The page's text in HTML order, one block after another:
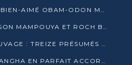
GAMBOMA, ANTOINE BIEN-AIMÉ OBAM-ODON MOBILISE LES 32 148 ÉLECTEURS EN FAVEUR DE DENIS SASSOU NGUESSO
GOMA TSÉ-TSÉ : MATSON MAMPOUYA ET ROCH BREDIN BISSALA NKOUNKOU EN CAMPAGNE DE PROXIMITÉ
TRAFIC DE FAUNE SAUVAGE : TREIZE PRÉSUMÉS TRAFIQUANTS INTERPELLÉS AU CONGO EN 2025
LA LIKOUALA ET LA SANGHA EN PARFAIT ACCORD AVEC LE PROJET DE SOCIÉTÉ DU CANDIDAT DENIS SASSOU-N’GUESSO